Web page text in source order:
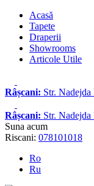
Acasă
Tapete
Draperii
Showrooms
Articole Utile
Râșcani: Str.
Râșcani: Str.
Suna acum
Riscani: 078101018
Ro
Ru